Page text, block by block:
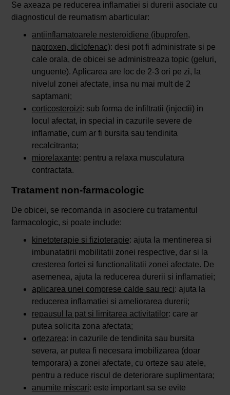
Se axeaza pe reducerea inflamatiei si durerii asociate cu
diagnosticul de reumatism abarticular:
antiinflamatoarele nesteroidiene (ibuprofen,
naproxen, diclofenac): desi pot fi administrate si pe
cale orala, de obicei se administreaza topic (geluri,
unguente). Aplicarea are loc de 2-3 ori pe zi, la
nivelul zonei afectate, insa nu mai mult de 2
saptamani;
corticosteroizi: sub forma de infiltratii (injectii) in
locul afectat, in special in cazurile severe de
inflamatie, cum ar fi bursita sau tendinita
recalcitranta;
miorelaxante: pentru a relaxa musculatura
contractata.
Tratament non-farmacologic
De obicei, se recomanda in asociere cu tratamentul
farmacologic, si poate include:
kinetoterapie si fizioterapie: ajuta la mentinerea si
imbunatatirii mobilitatii zonei respective, dar si la
cresterea fortei si functionalitatii zonei afectate. De
asemenea, ajuta la reducerea durerii si inflamatiei;
aplicarea unei comprese calde sau reci: ajuta la
reducerea inflamatiei si ameliorarea durerii;
repausul la pat si limitarea activitatilor: care ar
putea solicita zona afectata;
ortezarea: in cazurile de tendinita sau bursita
severa, ar putea fi necesara imobilizarea (doar
temporara) a zonei afectate, cu orteze sau atele,
pentru a reduce riscul de deteriorare suplimentara;
anumite miscari: este important sa se evite